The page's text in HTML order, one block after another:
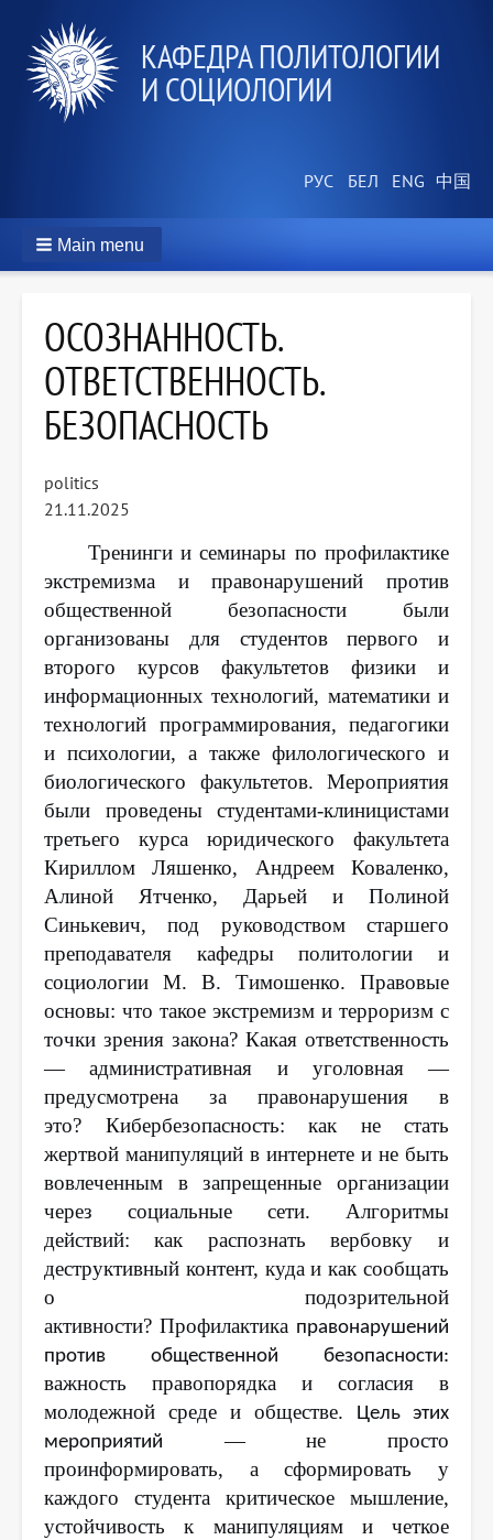
КАФЕДРА ПОЛИТОЛОГИИ
И СОЦИОЛОГИИ
Main menu
ОСОЗНАННОСТЬ.
ОТВЕТСТВЕННОСТЬ.
БЕЗОПАСНОСТЬ
politics
21.11.2025
Тренинги и семинары по профилактике
экстремизма и правонарушений против
общественной безопасности были
организованы для студентовпервого и
второго курсов факультетов физики и
информационных технологий, математики и
технологий программирования, педагогики
и психологии, а также филологического и
биологического факультетов.
Мероприятия
были проведены студентами-клиницистами
третьего курса юридического факультета
Кириллом Ляшенко, Андреем Коваленко,
Алиной Ятченко, Дарьей и Полиной
Синькевич, под руководством старшего
преподавателя кафедры политологии и
социологии М. В. Тимошенко. Правовые
основы: что такое экстремизм и терроризм с
точки зрения закона? Какая ответственность
— административная и уголовная —
предусмотрена за правонарушения в
это? Кибербезопасность: как не стать
жертвой манипуляций в интернете и не быть
вовлеченным в запрещенные организации
через социальные сети. Алгоритмы
действий:
как распознать вербовку и
деструктивный контент, куда и как сообщать
о подозрительной
активности? Профилактика правонарушений
против общественной безопасности:
важность правопорядка и согласия в
молодежной среде и обществе.
Цель этих
мероприятий
— не просто
проинформировать, а сформировать у
каждого студента критическое мышление,
устойчивость к манипуляциям и четкое